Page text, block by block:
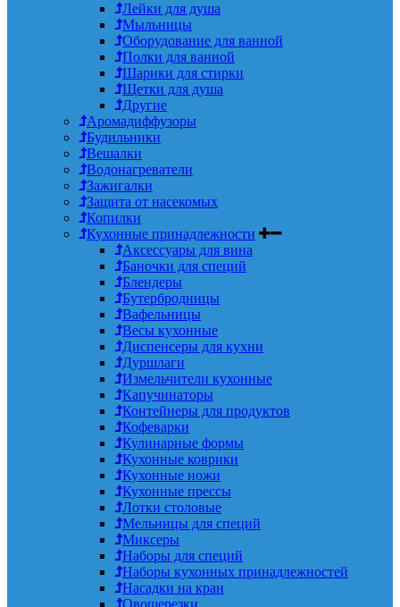
Лейки для душа
Мыльницы
Оборудование для ванной
Полки для ванной
Шарики для стирки
Щетки для душа
Другие
Аромадиффузоры
Будильники
Вешалки
Водонагреватели
Зажигалки
Защита от насекомых
Копилки
Кухонные принадлежности
Аксессуары для вина
Баночки для специй
Блендеры
Бутербродницы
Вафельницы
Весы кухонные
Диспенсеры для кухни
Дуршлаги
Измельчители кухонные
Капучинаторы
Контейнеры для продуктов
Кофеварки
Кулинарные формы
Кухонные коврики
Кухонные ножи
Кухонные прессы
Лотки столовые
Мельницы для специй
Миксеры
Наборы для специй
Наборы кухонных принадлежностей
Насадки на кран
Овощерезки